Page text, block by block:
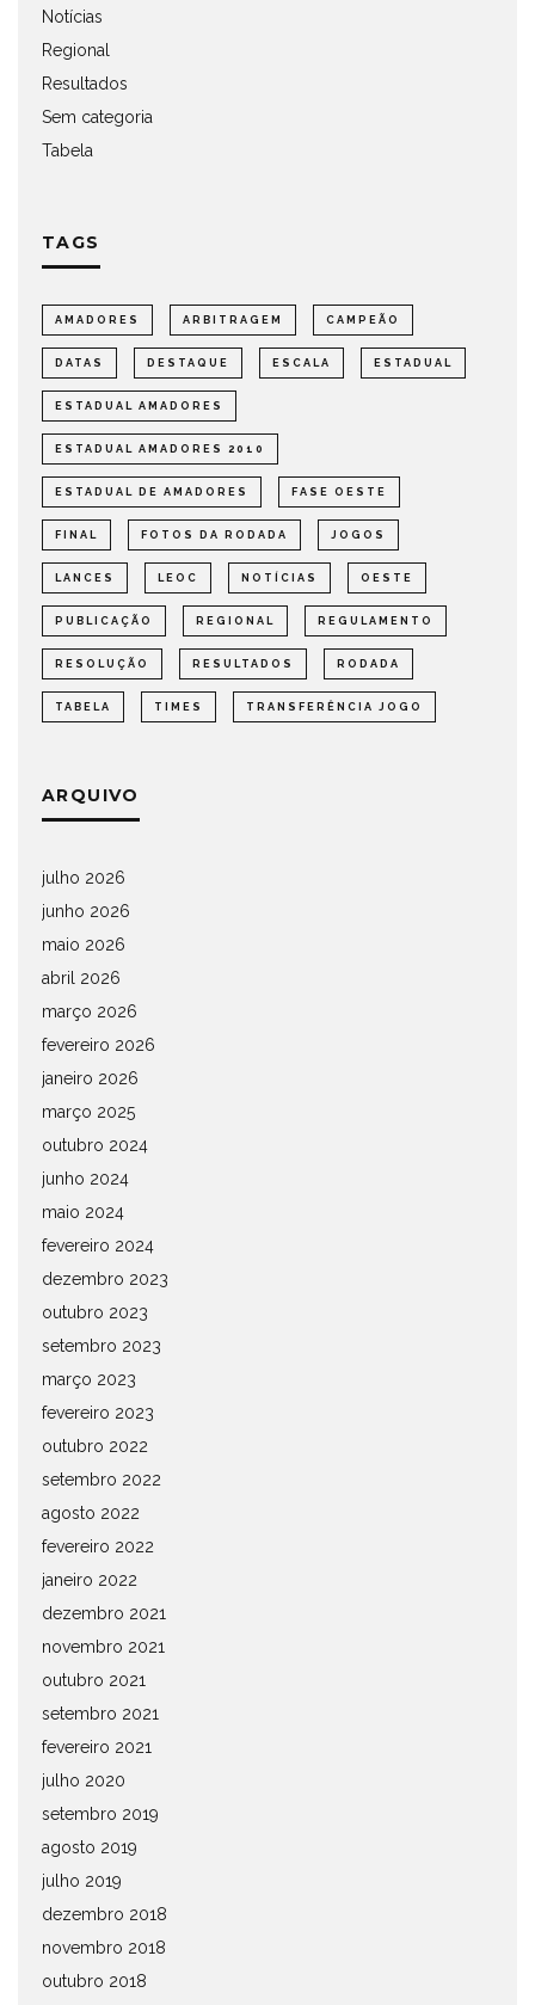
Notícias
Regional
Resultados
Sem categoria
Tabela
TAGS
AMADORES ARBITRAGEM CAMPEÃO
DATAS DESTAQUE ESCALA ESTADUAL
ESTADUAL AMADORES
ESTADUAL AMADORES 2010
ESTADUAL DE AMADORES FASE OESTE
FINAL FOTOS DA RODADA JOGOS
LANCES LEOC NOTÍCIAS OESTE
PUBLICAÇÃO REGIONAL REGULAMENTO
RESOLUÇÃO RESULTADOS RODADA
TABELA TIMES TRANSFERÊNCIA JOGO
ARQUIVO
julho 2026
junho 2026
maio 2026
abril 2026
março 2026
fevereiro 2026
janeiro 2026
março 2025
outubro 2024
junho 2024
maio 2024
fevereiro 2024
dezembro 2023
outubro 2023
setembro 2023
março 2023
fevereiro 2023
outubro 2022
setembro 2022
agosto 2022
fevereiro 2022
janeiro 2022
dezembro 2021
novembro 2021
outubro 2021
setembro 2021
fevereiro 2021
julho 2020
setembro 2019
agosto 2019
julho 2019
dezembro 2018
novembro 2018
outubro 2018